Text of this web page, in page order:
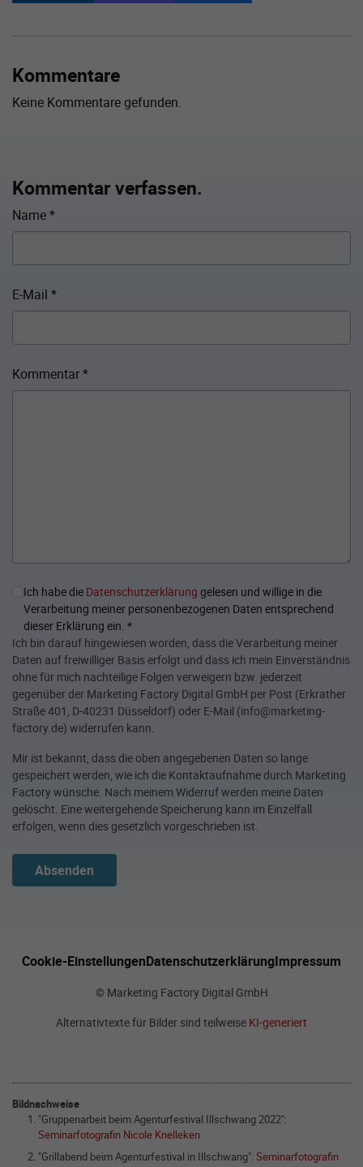
Kommentare
Keine Kommentare gefunden.
Kommentar verfassen.
Name*
E-Mail *
Kommentar*
Ich habe die Datenschutzerklärung gelesen und willige in die
Verarbeitung meiner personenbezogenen Daten entsprechend
dieser Erklärung ein. *
Ich bin darauf hingewiesen worden, dass die Verarbeitung meiner
Daten auf freiwilliger Basis erfolgt und dass ich mein Einverständnis
ohne für mich nachteilige Folgen verweigern bzw. jederzeit
gegenüber der Marketing Factory Digital GmbH per Post (Erkrather
Straße 401, D-40231 Düsseldorf) oder E-Mail (info@marketing-
factory.de) widerrufen kann.
Mir ist bekannt, dass die oben angegebenen Daten so lange
gespeichert werden, wie ich die Kontaktaufnahme durch Marketing
Factory wünsche. Nach meinem Widerruf werden meine Daten
gelöscht. Eine weitergehende Speicherung kann im Einzelfall
erfolgen, wenn dies gesetzlich vorgeschrieben ist.
Absenden
Cookie-EinstellungenDatenschutzerklärungImpressum
© Marketing Factory Digital GmbH
Alternativtexte für Bilder sind teilweise KI-generiert
Bildnachweise
"Gruppenarbeit beim Agenturfestival Illschwang 2022":
Seminarfotografin Nicole Knelleken
"Grillabend beim Agenturfestival in Illschwang": Seminarfotografin